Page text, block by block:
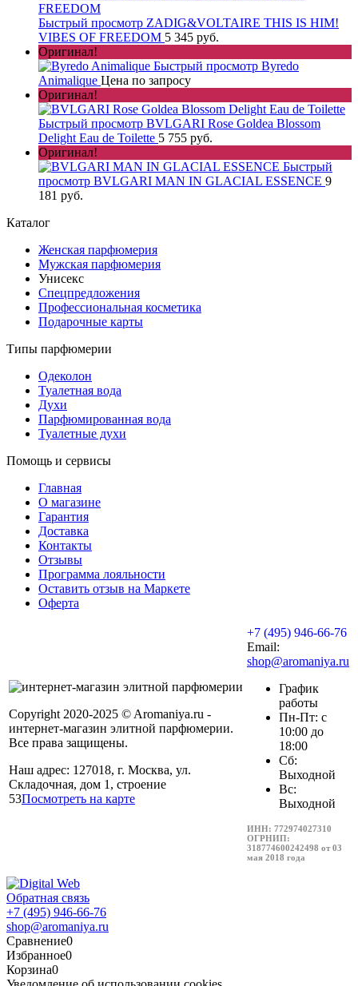
Быстрый просмотр ZADIG&VOLTAIRE THIS IS HIM!
VIBES OF FREEDOM 5 345 руб.
Оригинал!
Быстрый просмотр Byredo
Animalique Цена по запросу
Оригинал!
Быстрый просмотр BVLGARI Rose Goldea Blossom
Delight Eau de Toilette 5 755 руб.
Оригинал!
Быстрый
просмотр BVLGARI MAN IN GLACIAL ESSENCE 9
181 руб.
Каталог
Женская парфюмерия
Мужская парфюмерия
Унисекс
Спецпредложения
Профессиональная косметика
Подарочные карты
Типы парфюмерии
Одеколон
Туалетная вода
Духи
Парфюмированная вода
Туалетные духи
Помощь и сервисы
Главная
О магазине
Гарантия
Доставка
Контакты
Отзывы
Программа лояльности
Оставить отзыв на Маркете
Оферта
Copyright 2020-2025 © Aromaniya.ru -
интернет-магазин элитной парфюмерии.
Все права защищены.
Наш адрес: 127018, г. Москва, ул.
Складочная, дом 1, строение
53Посмотреть на карте
+7 (495) 946-66-76
Email:
shop@aromaniya.ru
График
работы
Пн-Пт: с
10:00 до
18:00
Сб:
Выходной
Вс:
Выходной
ИНН: 772974027310
ОГРНИП:
318774600242498 от 03
мая 2018 года
Обратная связь
+7 (495) 946-66-76
shop@aromaniya.ru
Сравнение0
Избранное0
Корзина0